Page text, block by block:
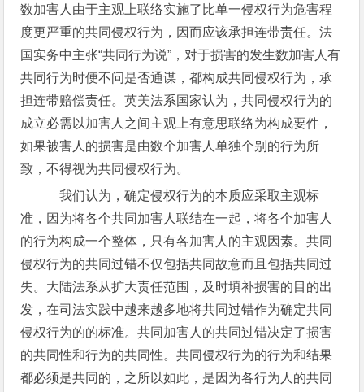
数加害人由于主观上联络实施了比单一侵权行为危害程
度更严重的共同侵权行为，因而应该承担连带责任。法
国实务中主张“共同行为说”，对于损害的发生数加害人有
共同行为时便不问是否通谋，都构成共同侵权行为，承
担连带赔偿责任。英美法系国家认为，共同侵权行为的
成立必需以加害人之间主观上有意思联络为构成要件，
如果被害人的损害是由数个加害人单独个别的行为所
致，不得视为共同侵权行为。
我们认为，确定侵权行为的本质应采取主观标
准，因为将各个共同加害人联结在一起，将各个加害人
的行为构成一个整体，只有各加害人的主观因素。共同
侵权行为的共同过错不仅包括共同故意而且包括共同过
失。大陆法系从扩大责任范围，及时填补损害的目的出
发，在司法实践中越来越多地将共同过错作为确定共同
侵权行为的的标准。共同加害人的共同过错决定了损害
的共同性和行为的共同性。共同侵权行为的行为和结果
都必须是共同的，之所以如此，是因为各行为人的共同